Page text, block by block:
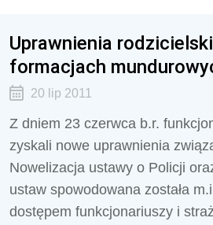
Uprawnienia
formacjach
20 lip 2011
Z dniem 23 czerwca b.r.
zyskali nowe uprawnienia
Nowelizacja ustawy o Policji
ustaw spowodowana została
dostępem funkcjonariuszy i